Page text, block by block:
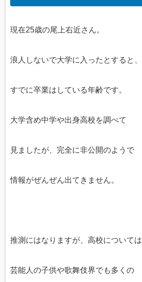
現在25歳の尾上右近さん。
浪人しないで大学に入ったとすると、
すでに卒業はしている年齢です。
大学含め中学や出身高校を調べて
見ましたが、完全に非公開のようで
情報がぜんぜん出てきません。
推測にはなりますが、高校については
芸能人の子供や歌舞伎界でも多くの